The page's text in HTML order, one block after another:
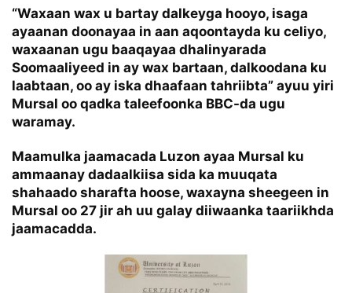
“Waxaan wax u bartay dalkeyga hooyo, isaga
ayaanan doonayaa in aan aqoontayda ku celiyo,
waxaanan ugu baaqayaa dhalinyarada
Soomaaliyeed in ay wax bartaan, dalkoodana ku
laabtaan, oo ay iska dhaafaan tahriibta” ayuu yiri
Mursal oo qadka taleefoonka BBC-da ugu
waramay.
Maamulka jaamacada Luzon ayaa Mursal ku
ammaanay dadaalkiisa sida ka muuqata
shahaado sharafta hoose, waxayna sheegeen in
Mursal oo 27 jir ah uu galay diiwaanka taariikhda
jaamacadda.